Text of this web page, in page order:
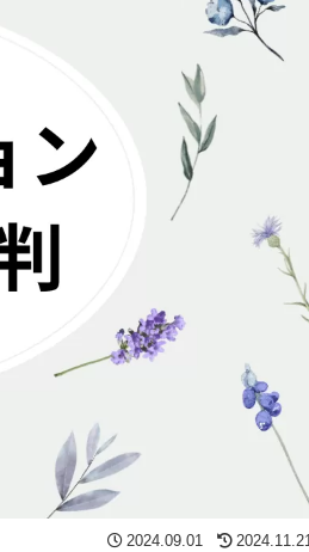
2024.09.01